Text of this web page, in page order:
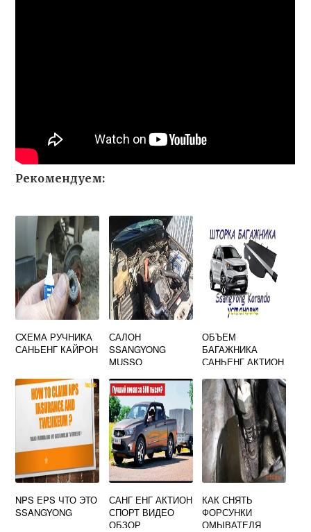
Рекомендуем:
СХЕМА РУЧНИКА
САНЬЕНГ КАЙРОН
САЛОН
SSANGYONG
MUSSO
ОБЪЕМ
БАГАЖНИКА
САНЬЕНГ АКТИОН
NPS EPS ЧТО ЭТО
SSANGYONG
САНГ ЕНГ АКТИОН
СПОРТ ВИДЕО
ОБЗОР
КАК СНЯТЬ
ФОРСУНКИ
ОМЫВАТЕЛЯ